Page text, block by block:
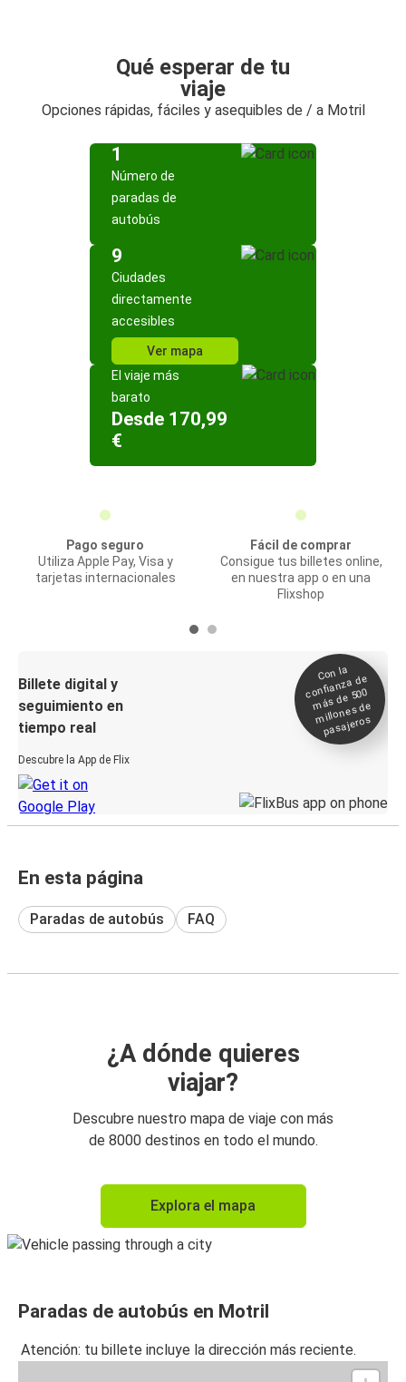
Qué esperar de tu
viaje
Opciones rápidas, fáciles y asequibles de / a Motril
1
Número de
paradas de
autobús
9
Ciudades
directamente
accesibles
Ver mapa
El viaje más
barato
Desde 170,99
€
Pago seguro
Utiliza Apple Pay, Visa y
tarjetas internacionales
Fácil de comprar
Consigue tus billetes online,
en nuestra app o en una
Flixshop
Billete digital y
seguimiento en
tiempo real
Descubre la App de Flix
Con la
confianza de
más de 500
millones de
pasajeros
En esta página
Paradas de autobús FAQ
¿A dónde quieres
viajar?
Descubre nuestro mapa de viaje con más
de 8000 destinos en todo el mundo.
Explora el mapa
Paradas de autobús en Motril
Atención: tu billete incluye la dirección más reciente.